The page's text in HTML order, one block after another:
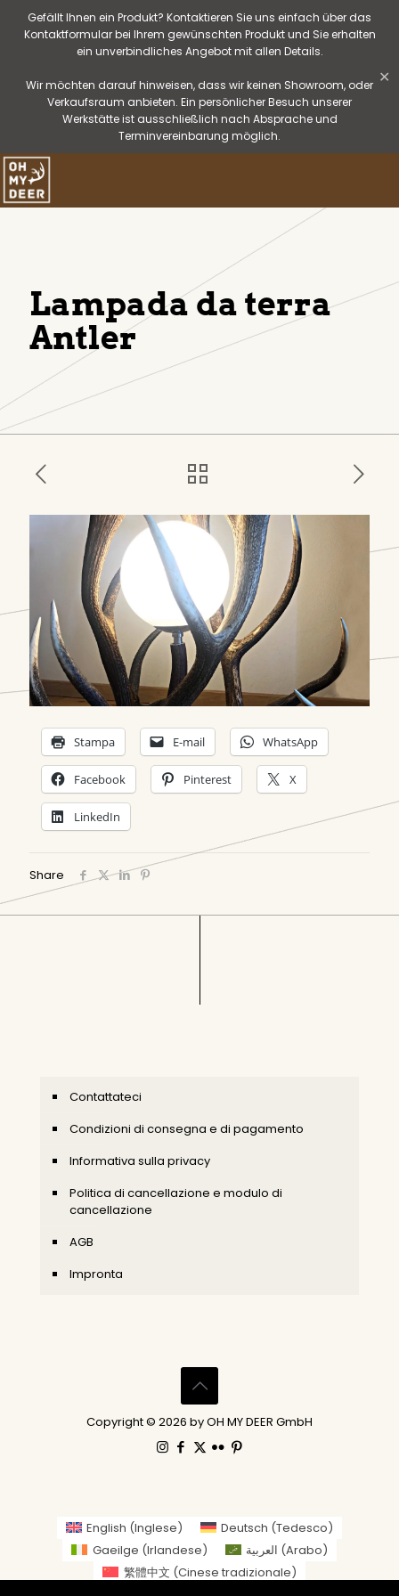
Gefällt Ihnen ein Produkt? Kontaktieren Sie uns einfach über das
Kontaktformular bei Ihrem gewünschten Produkt und Sie erhalten
ein unverbindliches Angebot mit allen Details.
Wir möchten darauf hinweisen, dass wir keinen Showroom, oder
Verkaufsraum anbieten. Ein persönlicher Besuch unserer
Werkstätte ist ausschließlich nach Absprache und
Terminvereinbarung möglich.
✕
Lampada da terra
Antler
Stampa E-mail WhatsApp
Facebook Pinterest X
LinkedIn
Share
Contattateci
Condizioni di consegna e di pagamento
Informativa sulla privacy
Politica di cancellazione e modulo di
cancellazione
AGB
Impronta
Copyright © 2026 by OH MY DEER GmbH
English (Inglese) Deutsch (Tedesco)
Gaeilge (Irlandese) العربية (Arabo)
繁體中文 (Cinese tradizionale)